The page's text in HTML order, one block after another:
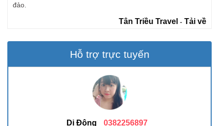
đảo.
Tân Triều Travel - Tải về
Hỗ trợ trực tuyến
Di Động 0382256897